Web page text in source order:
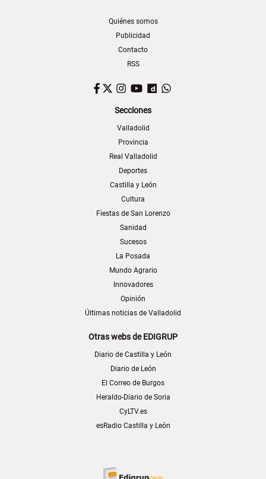
Quiénes somos
Publicidad
Contacto
RSS
Facebook
TwitterInstagram
YouTubeDailymotion
Secciones
Valladolid
Provincia
Real Valladolid
Deportes
Castilla y León
Cultura
Fiestas de San Lorenzo
Sanidad
Sucesos
La Posada
Mundo Agrario
Innovadores
Opinión
Últimas noticias de Valladolid
Otras webs de EDIGRUP
Diario de Castilla y León
Diario de León
El Correo de Burgos
Heraldo-Diario de Soria
CyLTV.es
esRadio Castilla y León